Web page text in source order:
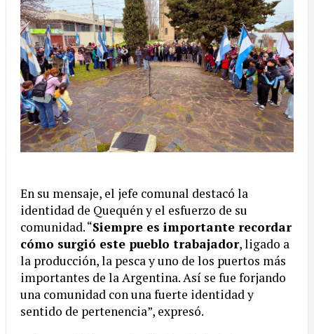
En su mensaje, el jefe comunal destacó la
identidad de Quequén y el esfuerzo de su
comunidad. “Siempre es importante recordar
cómo surgió este pueblo trabajador, ligado a
la producción, la pesca y uno de los puertos más
importantes de la Argentina. Así se fue forjando
una comunidad con una fuerte identidad y
sentido de pertenencia”, expresó.